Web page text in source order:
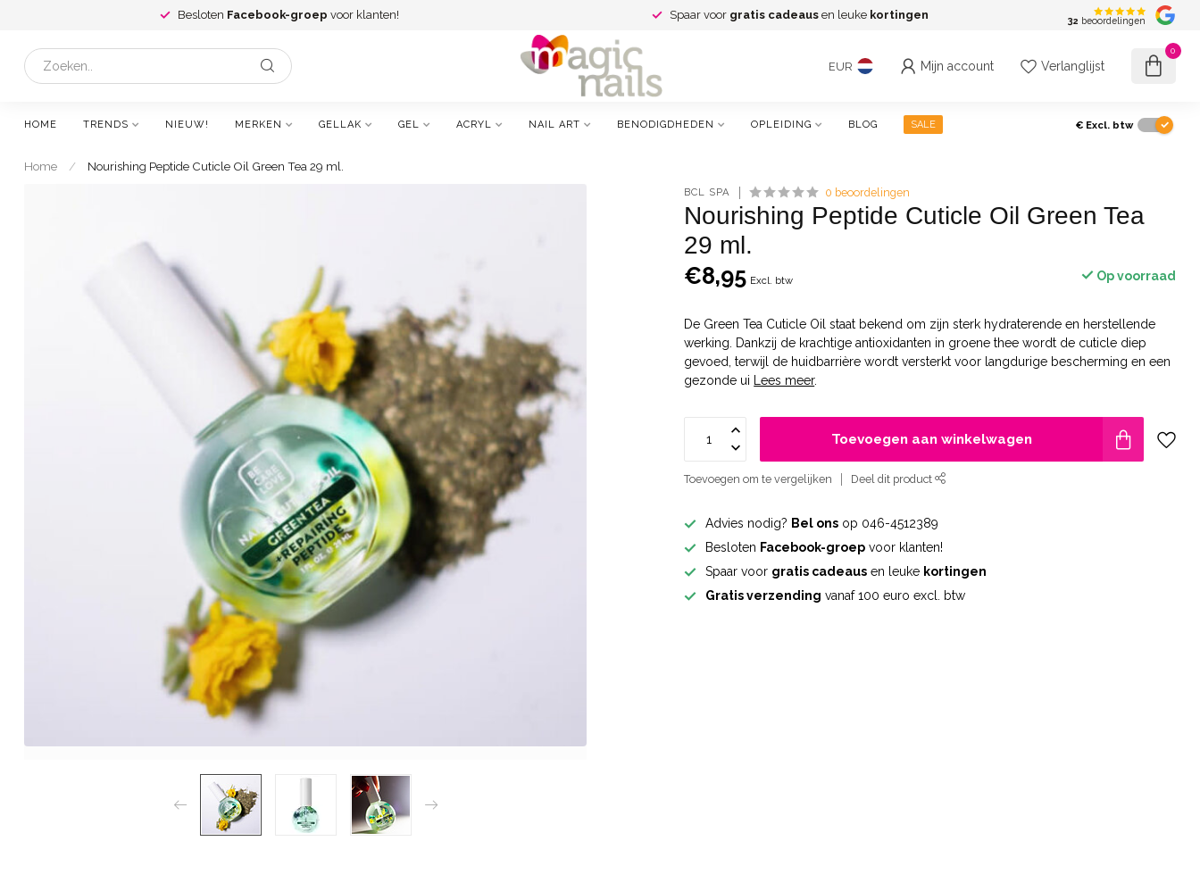
Besloten Facebook-groep voor klanten! Spaar voor gratis cadeaus en leuke kortingen 32 beoordelingen
EUR Mijn account Verlanglijst
0
HOME TRENDS NIEUW! MERKEN GELLAK GEL ACRYL NAIL ART BENODIGDHEDEN OPLEIDING BLOG SALE € Excl. btw
Home / Nourishing Peptide Cuticle Oil Green Tea 29 ml.
BCL SPA 0 beoordelingen
Nourishing Peptide Cuticle Oil Green Tea
29 ml.
€8,95 Excl. btw Op voorraad
De Green Tea Cuticle Oil staat bekend om zijn sterk hydraterende en herstellende
werking. Dankzij de krachtige antioxidanten in groene thee wordt de cuticle diep
gevoed, terwijl de huidbarrière wordt versterkt voor langdurige bescherming en een
gezonde ui
Lees meer.
Toevoegen aan winkelwagen
Toevoegen om te vergelijken Deel dit product
Advies nodig? Bel ons op 046-4512389
Besloten Facebook-groep voor klanten!
Spaar voor gratis cadeaus en leuke kortingen
Gratis verzending vanaf 100 euro excl. btw